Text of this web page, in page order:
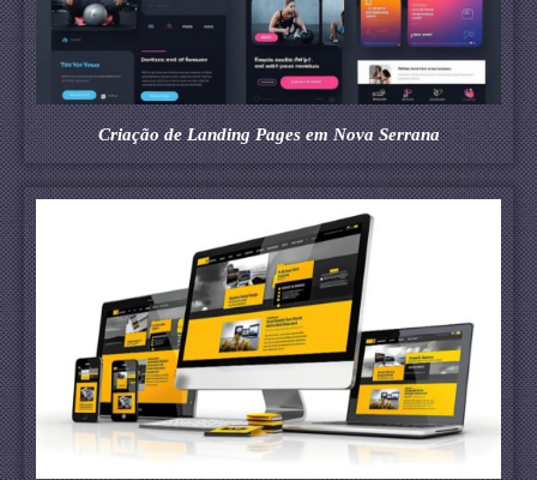
Criação de Landing Pages em Nova Serrana